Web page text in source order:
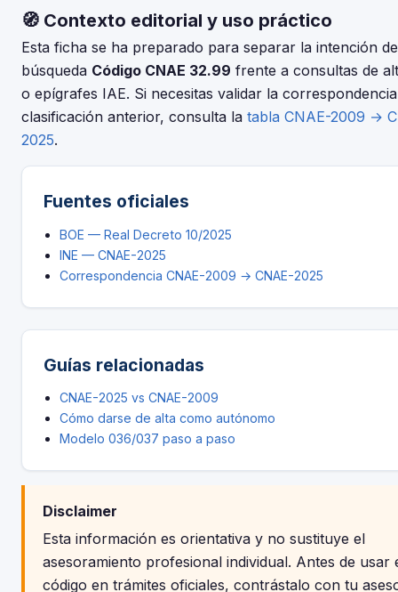
32.99 tuvo modificaciones. El periodo de adaptación fue
de junio de 2025.
🧭 Contexto editorial y uso práctico
Esta ficha se ha preparado para separar la intención de
búsqueda Código CNAE 32.99 frente a consultas de
o epígrafes IAE. Si necesitas validar la
clasificación anterior, consulta la tabla CNAE-2009 →
2025.
Fuentes oficiales
BOE — Real Decreto 10/2025
INE — CNAE-2025
Correspondencia CNAE-2009 → CNAE-2025
Guías relacionadas
CNAE-2025 vs CNAE-2009
Cómo darse de alta como autónomo
Modelo 036/037 paso a paso
Disclaimer
Esta información es orientativa y no sustituye el
asesoramiento profesional individual. Antes de usar
código en trámites oficiales, contrástalo con tu